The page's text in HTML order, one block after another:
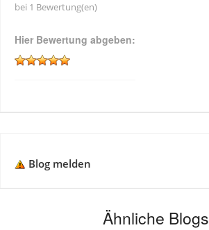
bei 1 Bewertung(en)
Hier Bewertung abgeben:
Blog melden
Ähnliche Blogs